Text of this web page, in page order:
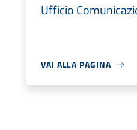
Ufficio
VAI ALLA PAGINA